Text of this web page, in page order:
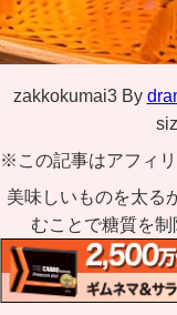
zakkokumai3 By
※この記事はアフィ
美味しいものを太る
むことで糖質を